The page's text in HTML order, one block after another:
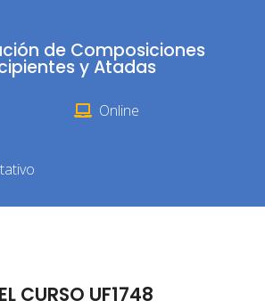
de Composiciones
y Atadas
Online
CURSO UF1748